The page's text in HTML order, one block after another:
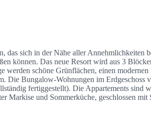
das sich in der Nähe aller
können. Das neue Resort wird aus 3
werden schöne Grünflächen, einen
Die Bungalow-Wohnungen im
fertiggestellt). Die Appartements
Markise und Sommerküche, geschlossen